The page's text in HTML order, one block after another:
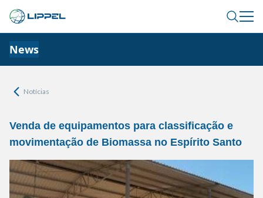
News
Notícias
Venda de equipamentos para classificação e
movimentação de Biomassa no Espírito Santo